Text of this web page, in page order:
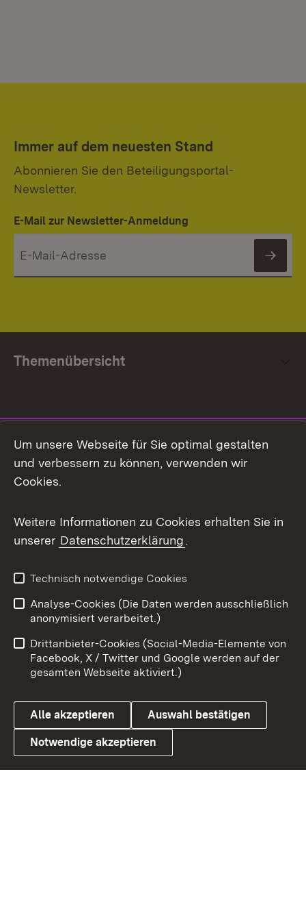
Immer auf dem neuesten Stand
Abonnieren Sie den Beteiligungsportal-
Newsletter.
E-Mail zur Newsletter-Anmeldung
Themenübersicht
Facebook
X / Twitter
Youtube
Link zum Landesportal
Impressum
Kontakt
Barrierefreiheit
Datenschutz
Cookies
Um unsere Webseite für Sie optimal gestalten
und verbessern zu können, verwenden wir
Cookies.
Weitere Informationen zu Cookies erhalten Sie in
unserer Datenschutzerklärung.
Technisch notwendige Cookies
Analyse-Cookies (Die Daten werden ausschließlich
anonymisiert verarbeitet.)
Drittanbieter-Cookies (Social-Media-Elemente von
Facebook, X / Twitter und Google werden auf der
gesamten Webseite aktiviert.)
Alle akzeptieren Auswahl bestätigen
Notwendige akzeptieren